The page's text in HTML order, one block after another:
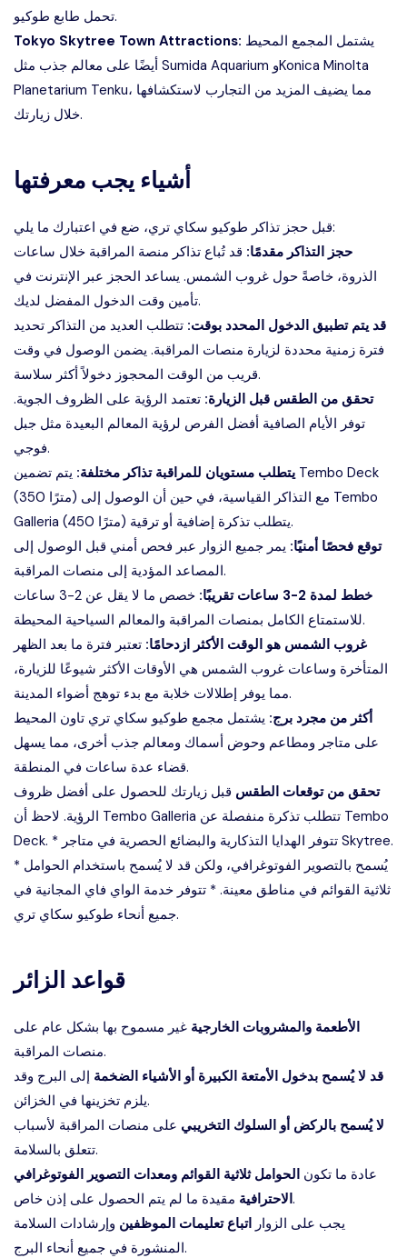
تحمل طابع طوكيو.
Tokyo Skytree Town Attractions:
أيضًا على معالم جذب مثل Sumida Aquarium وKonica Minolta
Planetarium Tenku، مما يضيف المزيد من التجارب لاستكشافها
خلال زيارتك.
أشياء يجب معرفتها
قبل حجز تذاكر طوكيو سكاي تري، ضع في اعتبارك ما يلي:
حجز التذاكر مقدمًا: قد تُباع تذاكر منصة المراقبة خلال ساعات
الذروة، خاصةً حول غروب الشمس. يساعد الحجز عبر الإنترنت في
تأمين وقت الدخول المفضل لديك.
قد يتم تطبيق الدخول المحدد بوقت: تتطلب العديد من التذاكر تحديد
فترة زمنية محددة لزيارة منصات المراقبة. يضمن الوصول في وقت
قريب من الوقت المحجوز دخولاً أكثر سلاسة.
تحقق من الطقس قبل الزيارة: تعتمد الرؤية على الظروف الجوية.
توفر الأيام الصافية أفضل الفرص لرؤية المعالم البعيدة مثل جبل
فوجي.
يتطلب مستويان للمراقبة تذاكر مختلفة: يتم تضمين Tembo Deck
(350 مترًا) مع التذاكر القياسية، في حين أن الوصول إلى Tembo
Galleria (450 مترًا) يتطلب تذكرة إضافية أو ترقية.
توقع فحصًا أمنيًا: يمر جميع الزوار عبر فحص أمني قبل الوصول إلى
المصاعد المؤدية إلى منصات المراقبة.
خطط لمدة 2-3 ساعات تقريبًا:
خصص ما لا يقل عن 2-3 ساعات
للاستمتاع الكامل بمنصات المراقبة والمعالم السياحية المحيطة.
غروب الشمس هو الوقت الأكثر ازدحامًا: تعتبر فترة ما بعد الظهر
المتأخرة وساعات غروب الشمس هي الأوقات الأكثر شيوعًا للزيارة،
مما يوفر إطلالات خلابة مع بدء توهج أضواء المدينة.
أكثر من مجرد برج: يشتمل مجمع طوكيو سكاي تري تاون المحيط
على متاجر ومطاعم وحوض أسماك ومعالم جذب أخرى، مما يسهل
قضاء عدة ساعات في المنطقة.
تحقق من توقعات الطقس قبل زيارتك للحصول على أفضل ظروف
الرؤية. لاحظ أن Tembo Galleria تتطلب تذكرة منفصلة عن Tembo
Deck. * تتوفر الهدايا التذكارية والبضائع الحصرية في متاجر Skytree.
* يُسمح بالتصوير الفوتوغرافي، ولكن قد لا يُسمح باستخدام الحوامل
ثلاثية القوائم في مناطق معينة. * تتوفر خدمة الواي فاي المجانية في
جميع أنحاء طوكيو سكاي تري.
قواعد الزائر
الأطعمة والمشروبات الخارجية غير مسموح بها بشكل عام على
منصات المراقبة.
قد لا يُسمح بدخول الأمتعة الكبيرة أو الأشياء الضخمة إلى البرج وقد
يلزم تخزينها في الخزائن.
لا يُسمح بالركض أو السلوك التخريبي على منصات المراقبة لأسباب
تتعلق بالسلامة.
عادة ما تكون الحوامل ثلاثية القوائم ومعدات التصوير الفوتوغرافي
الاحترافيةمقيدة ما لم يتم الحصول على إذن خاص.
يجب على الزوار اتباع تعليمات الموظفين وإرشادات السلامة
المنشورة في جميع أنحاء البرج.